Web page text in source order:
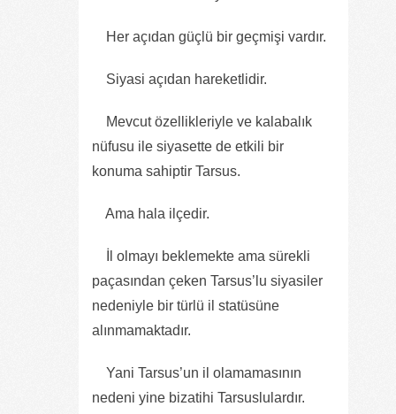
Her açıdan güçlü bir geçmişi vardır.
Siyasi açıdan hareketlidir.
Mevcut özellikleriyle ve kalabalık
nüfusu ile siyasette de etkili bir
konuma sahiptir Tarsus.
Ama hala ilçedir.
İl olmayı beklemekte ama sürekli
paçasından çeken Tarsus’lu siyasiler
nedeniyle bir türlü il statüsüne
alınmamaktadır.
Yani Tarsus’un il olamamasının
nedeni yine bizatihi Tarsuslulardır.